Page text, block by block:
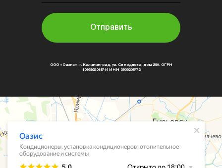
Отправить
ООО «Оазис», г. Калининград, ул. Свердлова, дом 29А. ОГРН
1093925018714 ИНН 3906208772